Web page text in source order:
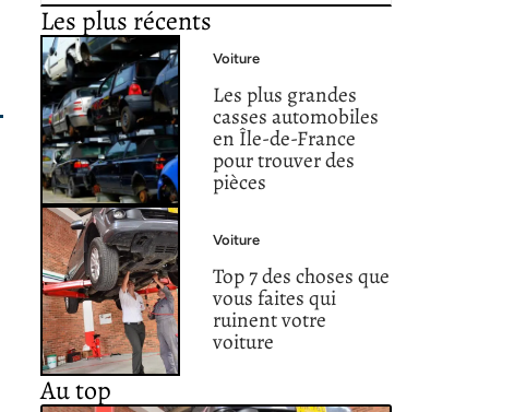
Les plus récents
Voiture
Les plus grandes
casses automobiles
en Île-de-France
pour trouver des
pièces
Voiture
Top 7 des choses que
vous faites qui
ruinent votre
voiture
Au top